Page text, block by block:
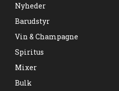
Nyheder
Barudstyr
Vin & Champagne
Spiritus
Mixer
Bulk